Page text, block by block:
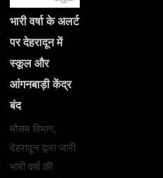
भारी वर्षा के अलर्ट
पर देहरादून में
स्कूल और
आंगनबाड़ी केंद्र
बंद
मौसम विभाग,
देहरादून द्वारा जारी
भारी वर्षा की